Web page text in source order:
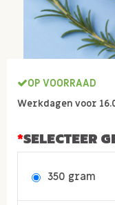
OP VOORRAAD
Werkdagen voor
SELECTEER
350 gram